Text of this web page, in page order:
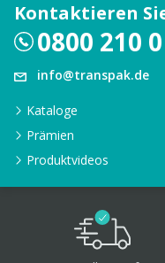
Kontaktieren
0800 210
info@transpak.de
Kataloge
Prämien
Produktvideos